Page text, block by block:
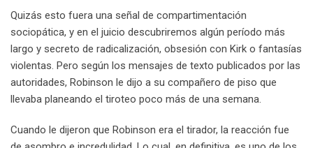
Quizás esto fuera una señal de compartimentación
sociopática, y en el juicio descubriremos algún período más
largo y secreto de radicalización, obsesión con Kirk o fantasías
violentas. Pero según los mensajes de texto publicados por las
autoridades, Robinson le dijo a su compañero de piso que
llevaba planeando el tiroteo poco más de una semana.
Cuando le dijeron que Robinson era el tirador, la reacción fue